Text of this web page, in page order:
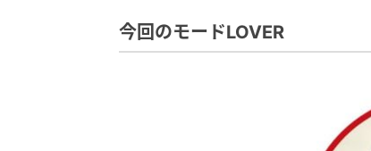
今回のモードLOVER